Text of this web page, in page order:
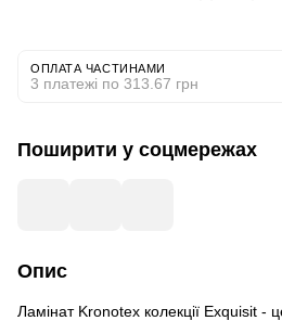
ОПЛАТА ЧАСТИНАМИ
3 платежі по 313.67 грн
Поширити у соцмережах
Опис
Ламінат Kronotex колекції Exquisit -